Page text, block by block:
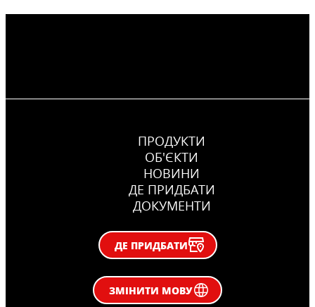
ПРОДУКТИ
ОБ'ЄКТИ
НОВИНИ
ДЕ ПРИДБАТИ
ДОКУМЕНТИ
ДЕ ПРИДБАТИ
ЗМІНИТИ МОВУ